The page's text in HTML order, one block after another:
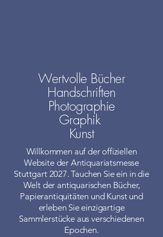
Wertvolle Bücher
Handschriften
Photographie
Graphik
Kunst
Willkommen auf der offiziellen
Website der Antiquariatsmesse
Stuttgart 2027. Tauchen Sie ein in die
Welt der antiquarischen Bücher,
Papierantiquitäten und Kunst und
erleben Sie einzigartige
Sammlerstücke aus verschiedenen
Epochen.